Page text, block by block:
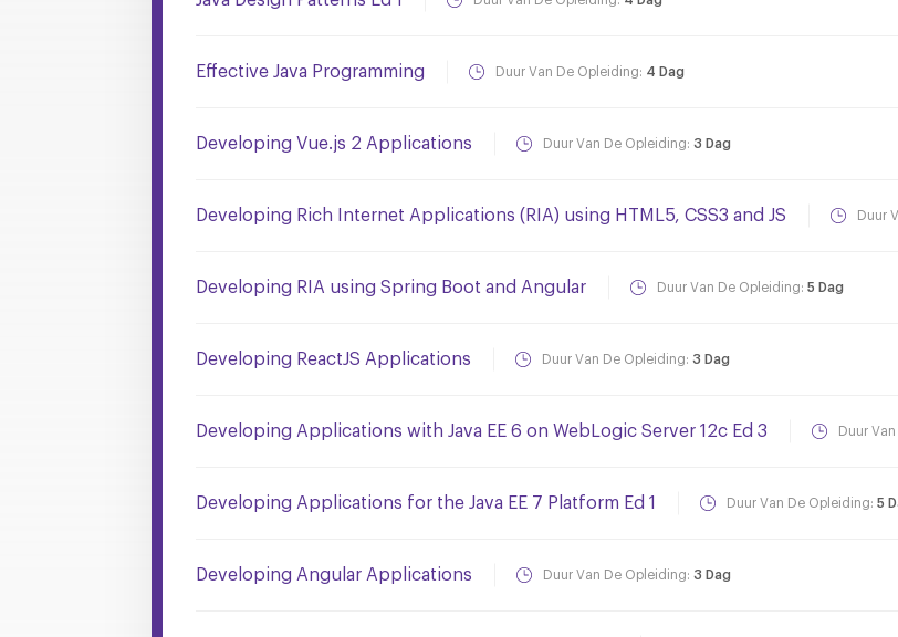
Effective Java Programming Duur Van De Opleiding: 4 Dag
Developing Vue.js 2 Applications Duur Van De Opleiding: 3 Dag
Developing Rich Internet Applications (RIA) using HTML5, CSS3 and JS Duur
Developing RIA using Spring Boot and Angular Duur Van De Opleiding: 5 Dag
Developing ReactJS Applications Duur Van De Opleiding: 3 Dag
Developing Applications with Java EE 6 on WebLogic Server 12c Ed 3 Duur
Developing Applications for the Java EE 7 Platform Ed 1 Duur Van De Opleiding: 5
Developing Angular Applications Duur Van De Opleiding: 3 Dag